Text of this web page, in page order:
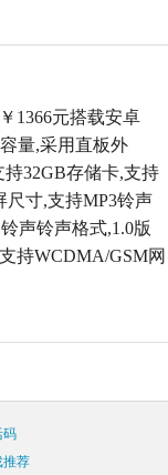
1366元搭载安卓
量,采用直板外
持32GB存储卡,支持
尺寸,支持MP3铃声
声铃声格式,1.0版
持WCDMA/GSM网
码
推荐